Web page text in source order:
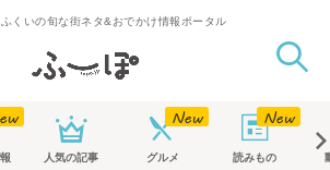
くいの旬な街ネタ&おでかけ情報ポータル
人気の記事 グルメ 読みもの